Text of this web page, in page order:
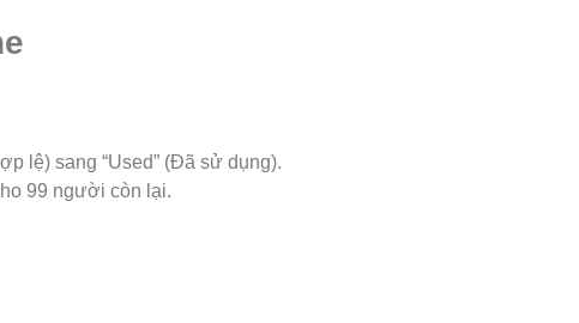
lệ) sang “Used” (Đã sử dụng).
99 người còn lại.